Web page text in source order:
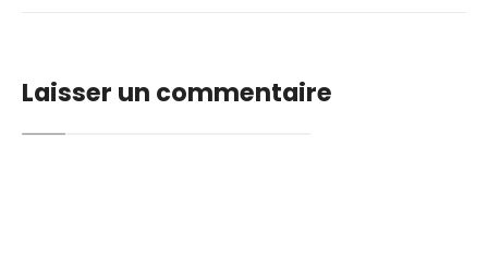
Laisser un commentaire